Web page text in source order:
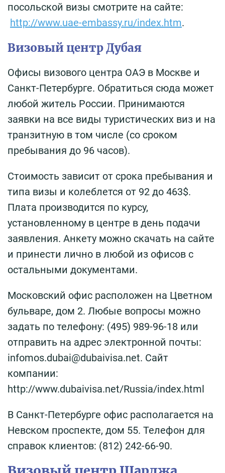
посольской визы смотрите на сайте:
http://www.uae-embassy.ru/index.htm.
Визовый центр Дубая
Офисы визового центра ОАЭ в Москве и
Санкт-Петербурге. Обратиться сюда может
любой житель России. Принимаются
заявки на все виды туристических виз и на
транзитную в том числе (со сроком
пребывания до 96 часов).
Стоимость зависит от срока пребывания и
типа визы и колеблется от 92 до 463$.
Плата производится по курсу,
установленному в центре в день подачи
заявления. Анкету можно скачать на сайте
и принести лично в любой из офисов с
остальными документами.
Московский офис расположен на Цветном
бульваре, дом 2. Любые вопросы можно
задать по телефону: (495) 989-96-18 или
отправить на адрес электронной почты:
infomos.dubai@dubaivisa.net. Сайт
компании:
http://www.dubaivisa.net/Russia/index.html
В Санкт-Петербурге офис располагается на
Невском проспекте, дом 55. Телефон для
справок клиентов: (812) 242-66-90.